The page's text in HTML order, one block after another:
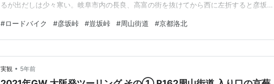
るが出だしは少々寒い。岐阜市内の長良、高富の街を抜けてから西に左折すると彦坂峠
ターの横を抜けるとそれほどの斜度もなく峠の頂上に達するとトンネルになって味気な
い。そのまま西にダウンヒルして県道91号を北上。…
#ロードバイク #彦坂峠 #豈坂峠 #周山街道 #京都洛北
実観 • 5年前